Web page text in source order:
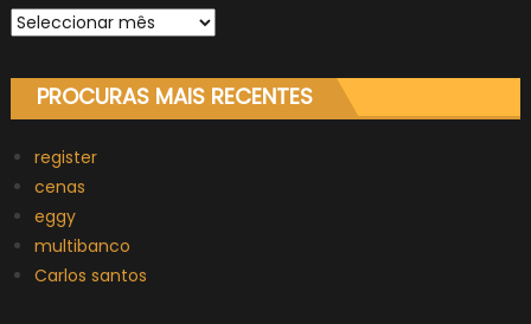
Arquivo
PROCURAS MAIS RECENTES
register
cenas
eggy
multibanco
Carlos santos